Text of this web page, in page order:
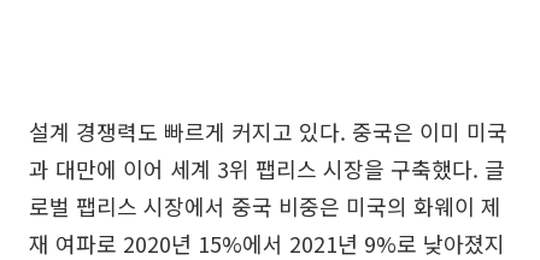
설계 경쟁력도 빠르게 커지고 있다. 중국은 이미 미국
과 대만에 이어 세계 3위 팹리스 시장을 구축했다. 글
로벌 팹리스 시장에서 중국 비중은 미국의 화웨이 제
재 여파로 2020년 15%에서 2021년 9%로 낮아졌지